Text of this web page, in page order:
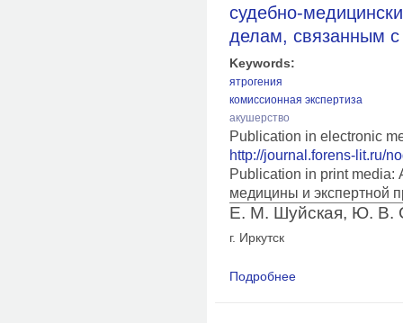
судебно-
делам, связанным
Keywords:
ятрогения
комиссионная экспертиза
акушерство
Publication in electronic
http://journal.forens-lit.ru/
Publication in print media:
медицины и экспертной
Е. М. Шуйская, Ю. В.
г. Иркутск
Подробнее